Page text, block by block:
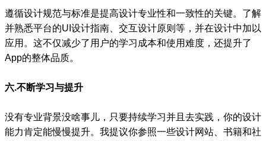
遵循设计规范与标准是提高设计专业性和一致性的关键。了解
并熟悉平台的UI设计指南、交互设计原则等，并在设计中加以
应用。这不仅减少了用户的学习成本和使用难度，还提升了
App的整体品质。
六.不断学习与提升
没有专业背景没啥事儿，只要持续学习并且去实践，你的设计
能力肯定能慢慢提升。我提议你参照一些设计网站、书籍和社